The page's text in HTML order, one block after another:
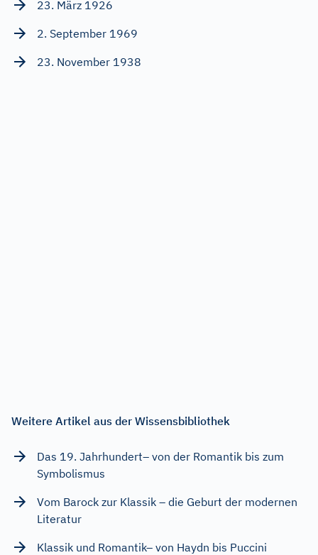
23. März 1926
2. September 1969
23. November 1938
Weitere Artikel aus der Wissensbibliothek
Das 19. Jahrhundert– von der Romantik bis zum
Symbolismus
Vom Barock zur Klassik – die Geburt der modernen
Literatur
Klassik und Romantik– von Haydn bis Puccini